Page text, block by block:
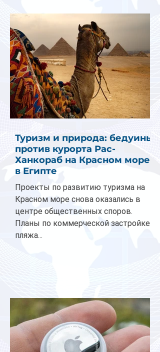
Туризм и природа: бедуины
против курорта Рас-
Ханкораб на Красном море
в Египте
Проекты по развитию туризма на
Красном море снова оказались в
центре общественных споров.
Планы по коммерческой застройке
пляжа...